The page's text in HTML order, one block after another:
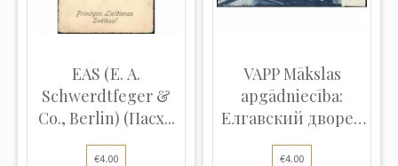
EAS (E. A.
Schwerdtfeger &
Co., Berlin) (Пасх...
€4.00
VAPP Mākslas
apgādniecība:
Елгавский дворец
и...
€4.00